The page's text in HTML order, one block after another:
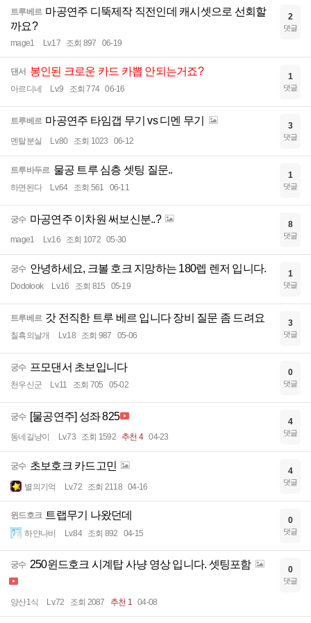
트루베르 마공연주 디뚝제작 직전인데 캐시셋으로 선회할
까요?
mage1 Lv.17 조회 897 06-19
2
댓글
댄서 봉인된 크로운 카드 카뽑 안되는거죠?
아르디네 Lv.9 조회 774 06-16
1
댓글
트루베르 마공연주 타임갭 무기 vs 디멘 무기
멘탈분실 Lv.80 조회 1023 06-12
3
댓글
트루바두르 물공 트루 심층 셋팅 질문..
하면된다 Lv.64 조회 561 06-11
1
댓글
궁수 마공연주 이차원 써보신분..?
mage1 Lv.16 조회 1072 05-30
8
댓글
궁수 안녕하세요, 크볼 호크 지망하는 180렙 렌저 입니다.
Dodolook Lv.16 조회 815 05-19
1
댓글
트루베르 갓 전직한 트루 베르 입니다 장비 질문 좀 드려요
칠흑의날개 Lv.18 조회 987 05-06
3
댓글
궁수 프모댄서 초보입니다
천우신군 Lv.11 조회 705 05-02
0
댓글
궁수 [물공연주] 성좌 825
동네길냥이 Lv.73 조회 1592 추천 4 04-23
4
댓글
궁수 초보호크 카드고민
별의기억 Lv.72 조회 2118 04-16
4
댓글
윈드호크 트랩무기 나왔던데
하얀나비 Lv.84 조회 892 04-15
0
댓글
궁수 250윈드호크 시계탑 사냥 영상 입니다. 셋팅포함
양산1식 Lv.72 조회 2087 추천 1 04-08
0
댓글